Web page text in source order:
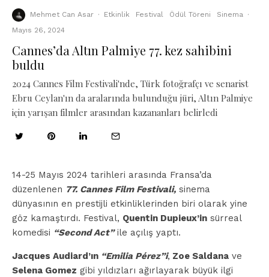
Mehmet Can Asar · Etkinlik Festival Ödül Töreni Sinema ·
Mayıs 26, 2024
Cannes’da Altın Palmiye 77. kez sahibini
buldu
2024 Cannes Film Festivali'nde, Türk fotoğrafçı ve senarist
Ebru Ceylan'ın da aralarında bulunduğu jüri, Altın Palmiye
için yarışan filmler arasından kazananları belirledi
14-25 Mayıs 2024 tarihleri arasında Fransa’da
düzenlenen 77. Cannes Film Festivali, sinema
dünyasının en prestijli etkinliklerinden biri olarak yine
göz kamaştırdı. Festival, Quentin Dupieux’in sürreal
komedisi “Second Act”ile açılış yaptı.
Jacques Audiard’ın “Emilia Pérez”i, Zoe Saldana ve
Selena Gomez gibi yıldızları ağırlayarak büyük ilgi